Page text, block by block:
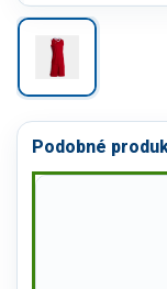
Podobné